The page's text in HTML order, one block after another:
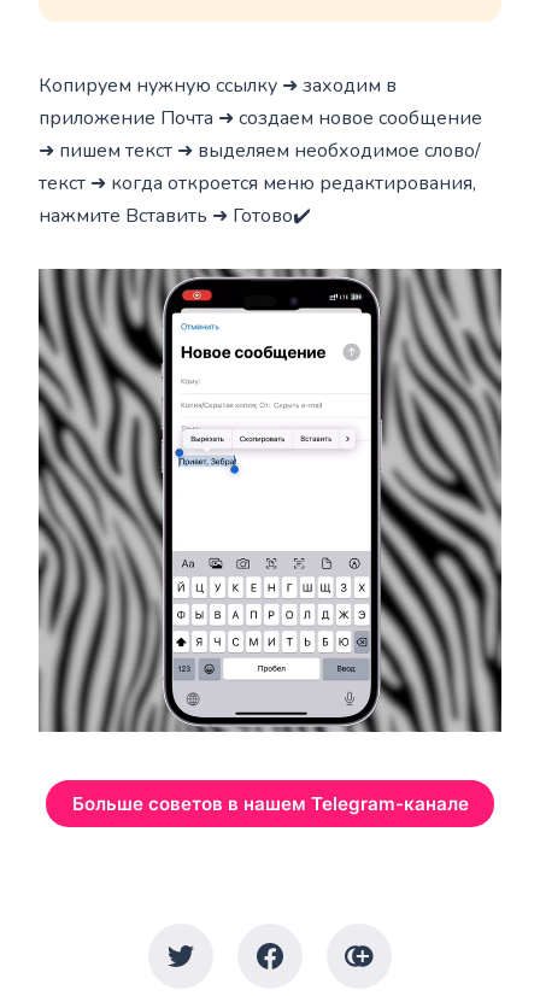
Копируем нужную ссылку ➜ заходим в
приложение Почта ➜ создаем новое сообщение
➜ пишем текст ➜ выделяем необходимое слово/
текст ➜ когда откроется меню редактирования,
нажмите Вставить ➜ Готово✔️
Больше советов в нашем Telegram-канале